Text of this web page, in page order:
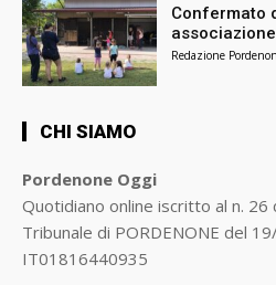
Confermato
Redazione
CHI SIAMO
Pordenone Oggi
Quotidiano online iscritto al n.
Tribunale di PORDENONE del
IT01816440935